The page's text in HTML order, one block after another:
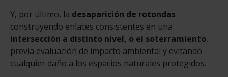
Y, por último, la desaparición de rotondas
construyendo enlaces consistentes en una
intersección a distinto nivel, o el soterramiento,
previa evaluación de impacto ambiental y evitando
cualquier daño a los espacios naturales protegidos.